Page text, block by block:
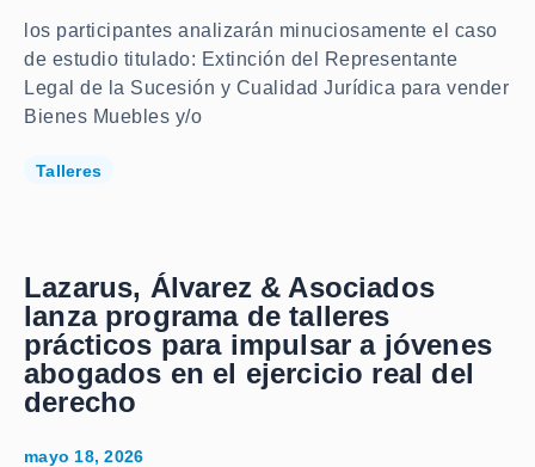
los participantes analizarán minuciosamente el caso
de estudio titulado: Extinción del Representante
Legal de la Sucesión y Cualidad Jurídica para vender
Bienes Muebles y/o
Talleres
Lazarus, Álvarez & Asociados
lanza programa de talleres
prácticos para impulsar a jóvenes
abogados en el ejercicio real del
derecho
mayo 18, 2026